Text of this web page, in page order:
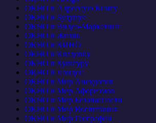
ОКНО в Адресную Книгу
ОКНО в Будущее
ОКНО в Видео-Маркетинг
ОКНО в Жизнь
ОКНО в КИНО
ОКНО в Кладовку
ОКНО в Культуру
ОКНО в Лондон
ОКНО в Мир Анекдотов
ОКНО в Мир Афоризмов
ОКНО в Мир Безопасности
ОКНО в Мир Воспитания
ОКНО в Мир Географии